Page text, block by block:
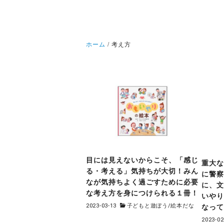
ホーム 考え方
目には見えないからこそ、「感じ
る・考える」気持ちが大切！みん
なが気持ちよく過ごすために必要
な考え方を身につけられる１冊！
2023-03-13 子どもと遊ぼう /絵本だな
重大
に警
に、
いや
なっ
2023-